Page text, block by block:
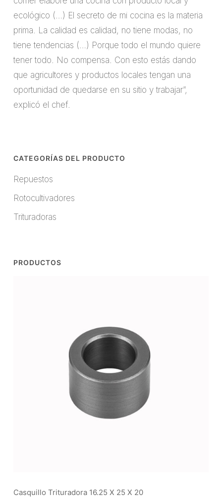
ecológico (…) El secreto de mi cocina es la materia
prima. La calidad es calidad, no tiene modas, no
tiene tendencias (…) Porque todo el mundo quiere
tener todo. No compensa. Con esto estás dando
que agricultores y productos locales tengan una
oportunidad de quedarse en su sitio y trabajar”,
explicó el chef.
CATEGORÍAS DEL PRODUCTO
Repuestos
Rotocultivadores
Trituradoras
PRODUCTOS
Casquillo Trituradora 16.25 X 25 X 20